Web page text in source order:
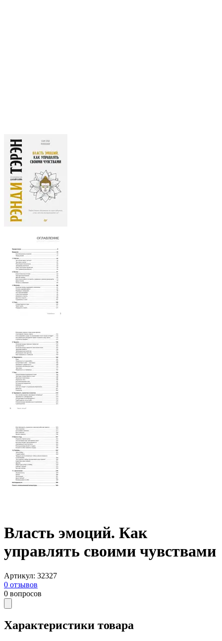
Власть эмоций. Как
управлять своими чувствами
Артикул: 32327
0 отзывов
0 вопросов
Характеристики товара